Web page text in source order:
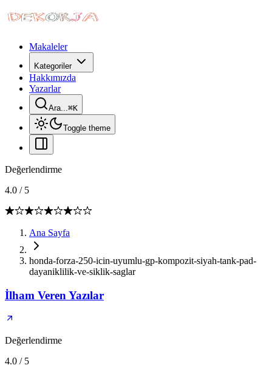
Makaleler
Kategoriler
Hakkımızda
Yazarlar
Ara...⌘K
Toggle theme
Değerlendirme
4.0 / 5
Ana Sayfa
honda-forza-250-icin-uyumlu-gp-kompozit-siyah-tank-pad-
dayaniklilik-ve-siklik-saglar
İlham Veren Yazılar
Değerlendirme
4.0 / 5